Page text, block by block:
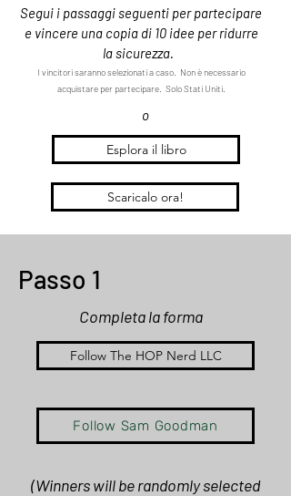
Segui i passaggi seguenti per partecipare
e vincere una copia di 10 idee per ridurre
la sicurezza.
I vincitori saranno selezionati a caso. Non è necessario
acquistare per partecipare. Solo Stati Uniti.
o
Esplora il libro
Scaricalo ora!
Passo 1
Completa la forma
Follow The HOP Nerd LLC
Follow Sam Goodman
(Winnerswill be randomly selected